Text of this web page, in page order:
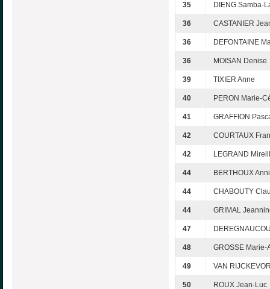
35 DIENG Samba-
36 CASTANIER
36 DEFONTAINE
36 MOISAN Denise
39 TIXIER Anne
40 PERON Marie-
41 GRAFFION
42 COURTAUX
42 LEGRAND
44 BERTHOUX
44 CHABOUTY
44 GRIMAL
47
48 GROSSE Marie-
49 VAN
50 ROUX Jean-Luc